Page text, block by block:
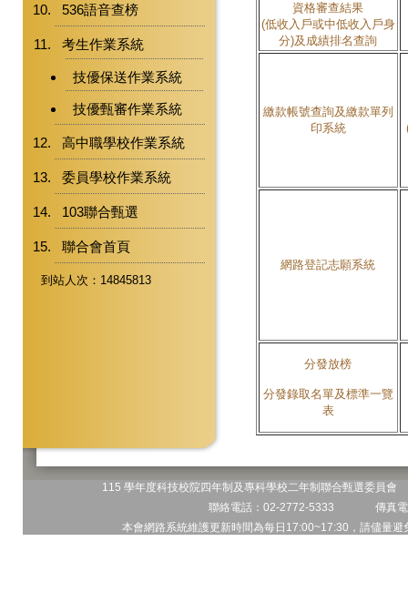
536語音查榜
考生作業系統
技優保送作業系統
技優甄審作業系統
高中職學校作業系統
委員學校作業系統
103聯合甄選
聯合會首頁
到站人次：14845813
資格審查結果
(低收入戶或中低收入戶身
分)及成績排名查詢
繳款帳號查詢及繳款單列
印系統
網路登記志願系統
分發放榜
分發錄取名單及標準一覽
表
115 學年度科技校院四年制及專科學校二年制聯合甄選委員
聯絡電話：02-2772-5333 傳真
本會網路系統維護更新時間為每日17:00~17:30，請儘量